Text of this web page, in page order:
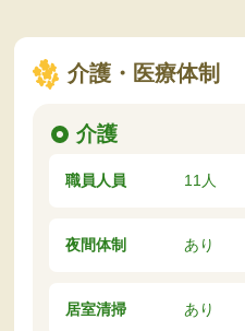
介護・医療体制
介護
職員人員 11人
夜間体制 あり
居室清掃 あり